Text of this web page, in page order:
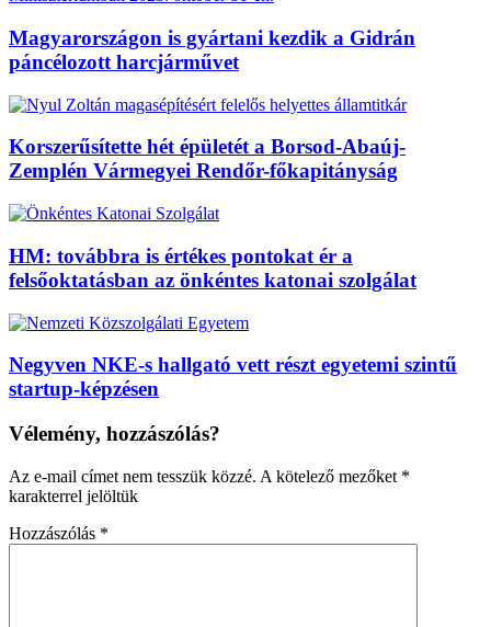
Magyarországon is gyártani kezdik a Gidrán
páncélozott harcjárművet
Korszerűsítette hét épületét a Borsod-Abaúj-
Zemplén Vármegyei Rendőr-főkapitányság
HM: továbbra is értékes pontokat ér a
felsőoktatásban az önkéntes katonai szolgálat
Negyven NKE-s hallgató vett részt egyetemi szintű
startup-képzésen
Vélemény, hozzászólás?
Az e-mail címet nem tesszük közzé. A kötelező mezőket *
karakterrel jelöltük
Hozzászólás *